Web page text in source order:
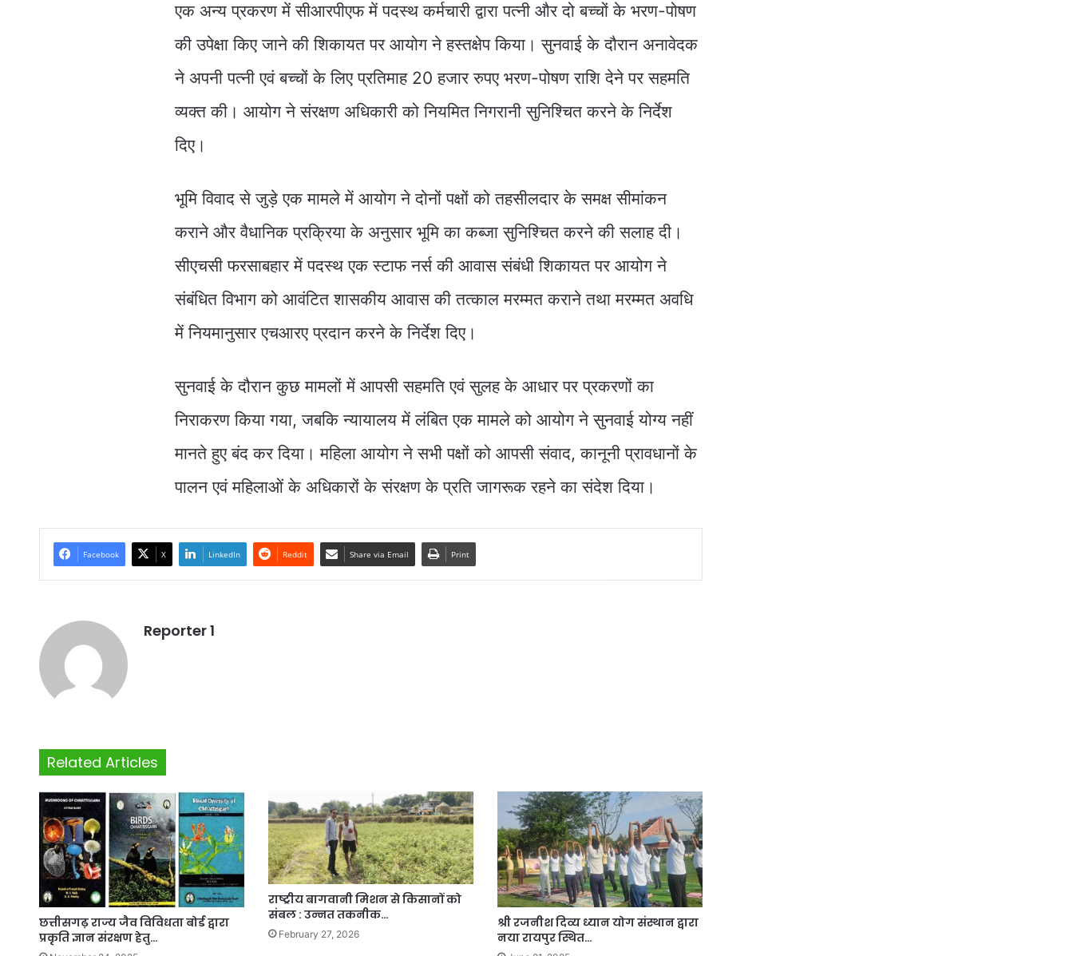
एक अन्य प्रकरण में सीआरपीएफ में पदस्थ कर्मचारी द्वारा पत्नी और दो बच्चों के भरण-पोषण
की उपेक्षा किए जाने की शिकायत पर आयोग ने हस्तक्षेप किया। सुनवाई के दौरान अनावेदक
ने अपनी पत्नी एवं बच्चों के लिए प्रतिमाह 20 हजार रुपए भरण-पोषण राशि देने पर सहमति
व्यक्त की। आयोग ने संरक्षण अधिकारी को नियमित निगरानी सुनिश्चित करने के निर्देश
दिए।
भूमि विवाद से जुड़े एक मामले में आयोग ने दोनों पक्षों को तहसीलदार के समक्ष सीमांकन
कराने और वैधानिक प्रक्रिया के अनुसार भूमि का कब्जा सुनिश्चित करने की सलाह दी।
सीएचसी फरसाबहार में पदस्थ एक स्टाफ नर्स की आवास संबंधी शिकायत पर आयोग ने
संबंधित विभाग को आवंटित शासकीय आवास की तत्काल मरम्मत कराने तथा मरम्मत अवधि
में नियमानुसार एचआरए प्रदान करने के निर्देश दिए।
सुनवाई के दौरान कुछ मामलों में आपसी सहमति एवं सुलह के आधार पर प्रकरणों का
निराकरण किया गया, जबकि न्यायालय में लंबित एक मामले को आयोग ने सुनवाई योग्य नहीं
मानते हुए बंद कर दिया। महिला आयोग ने सभी पक्षों को आपसी संवाद, कानूनी प्रावधानों के
पालन एवं महिलाओं के अधिकारों के संरक्षण के प्रति जागरूक रहने का संदेश दिया।
Facebook X LinkedIn Reddit Share via Email Print
Reporter 1
Related Articles
छत्तीसगढ़ राज्य जैव विविधता बोर्ड द्वारा
प्रकृति ज्ञान संरक्षण हेतु…
राष्ट्रीय बागवानी मिशन से किसानों को
संबल : उन्नत तकनीक…
February 27, 2026
श्री रजनीश दिव्य ध्यान योग संस्थान द्वारा
नया रायपुर स्थित…